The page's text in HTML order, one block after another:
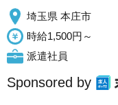
埼玉県 本庄市
時給1,500円～
派遣社員
Sponsored by